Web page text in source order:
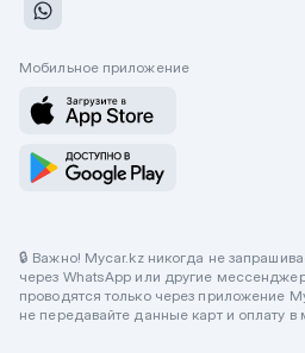
Мобильное приложение
🔒 Важно! Mycar.kz никогда не
через WhatsApp или другие
проводятся только через приложение
не передавайте данные карт и оплату